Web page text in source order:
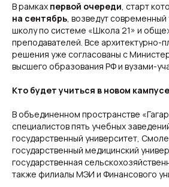
В рамках первой очереди, старт
на сентябрь, возведут
школу по системе «Школа 21» и
преподавателей. Все архитектурно-
решения уже согласованы с
высшего образования РФ и вузами-
Кто будет учиться в новом
В объединенном пространстве
специалистов пять учебных
государственный университет,
государственный медицинский
государственная
также филиалы МЭИ и Финансового
Свежие новости с жару — честно и по делу!
Добро пожаловать на кухню актуальных
Новости
Происшествия
Подборки